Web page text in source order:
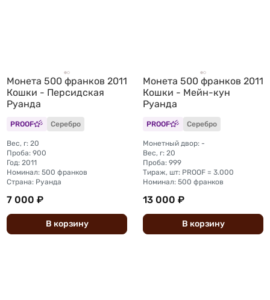
Монета 500 франков 2011
Кошки - Персидская
Руанда
PROOF Серебро
Вес, г: 20
Проба: 900
Год: 2011
Номинал: 500 франков
Страна: Руанда
7 000 ₽
В корзину
Монета 500 франков 2011
Кошки - Мейн-кун
Руанда
PROOF Серебро
Монетный двор: -
Вес, г: 20
Проба: 999
Тираж, шт: PROOF = 3.000
Номинал: 500 франков
13 000 ₽
В корзину